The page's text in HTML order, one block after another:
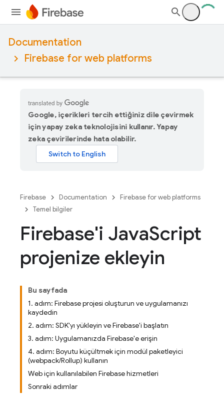
Documentation
Firebase for web platforms
Google, içerikleri tercih ettiğiniz dile çevirmek
için yapay zeka teknolojisini kullanır. Yapay
zeka çevirilerinde hata olabilir.
Firebase Documentation
Firebase for web platforms
Temel bilgiler
Firebase'i JavaScript
projenize ekleyin
Bu sayfada
1. adım: Firebase projesi oluşturun ve uygulamanızı
kaydedin
2. adım: SDK'yı yükleyin ve Firebase'i başlatın
3. adım: Uygulamanızda Firebase'e erişin
4. adım: Boyutu küçültmek için modül paketleyici
(webpack/Rollup) kullanın
Web için kullanılabilen Firebase hizmetleri
Sonraki adımlar